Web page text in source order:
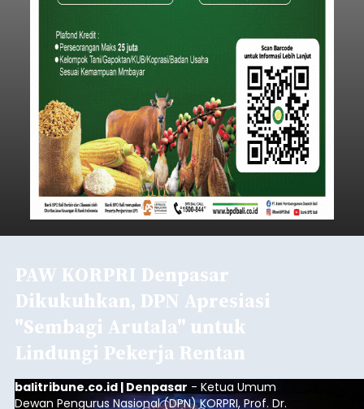
PAW KORPRI Denpasar
Dikukuhkan, DPN Apresiasi
"Sembagi Arutala" untuk
Lindungi Pekerja Rentan
balitribune.co.id | Denpasar - Ketua Umum
Dewan Pengurus Nasional (DPN) KORPRI, Prof. Dr.